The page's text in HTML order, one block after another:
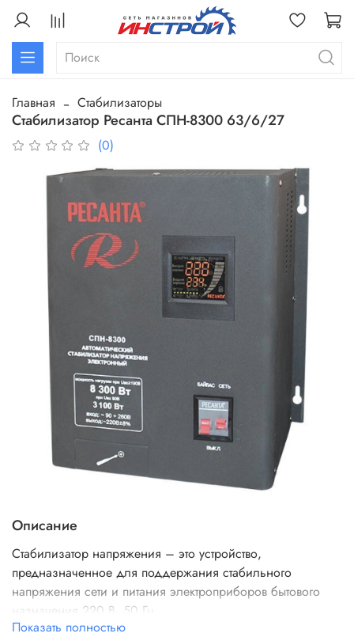
Главная Стабилизаторы
Стабилизатор Ресанта СПН-8300 63/6/27
(0)
Описание
Стабилизатор напряжения – это устройство,
предназначенное для поддержания стабильного
напряжения сети и питания электроприборов бытового
назначения 220 В, 50 Гц.
Показать полностью